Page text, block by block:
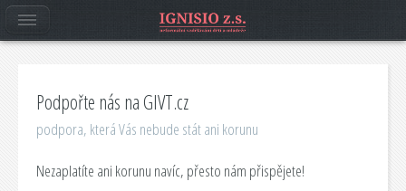
Podpořte nás na GIVT.cz
podpora, která Vás nebude stát ani korunu
Nezaplatíte ani korunu navíc, přesto nám přispějete!